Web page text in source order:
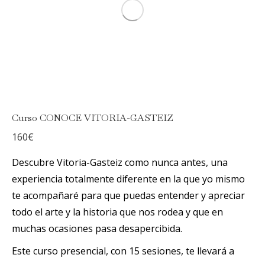
Curso CONOCE VITORIA-GASTEIZ
160€
Descubre Vitoria-Gasteiz como nunca antes, una
experiencia totalmente diferente en la que yo mismo
te acompañaré para que puedas entender y apreciar
todo el arte y la historia que nos rodea y que en
muchas ocasiones pasa desapercibida.
Este curso presencial, con 15 sesiones, te llevará a